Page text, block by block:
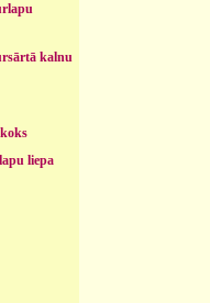
kalnu
liepa